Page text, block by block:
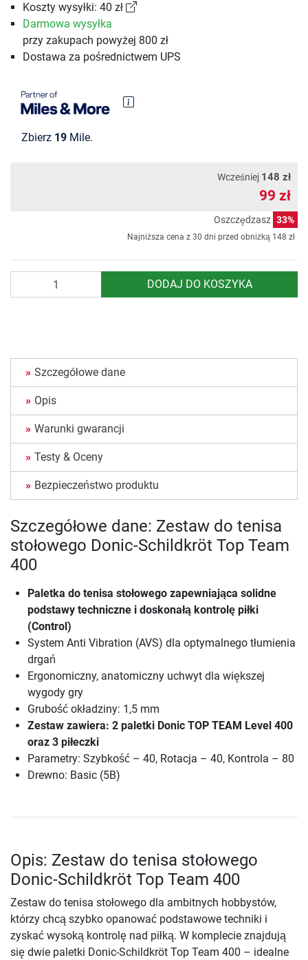
Koszty wysyłki: 40 zł
Darmowa wysyłka
przy zakupach powyżej 800 zł
Dostawa za pośrednictwem UPS
Zbierz 19 Mile.
Wcześniej 148 zł
99 zł
Oszczędzasz 33%
Najniższa cena z 30 dni przed obniżką 148 zł
DODAJ DO KOSZYKA
Szczegółowe dane
Opis
Warunki gwarancji
Testy & Oceny
Bezpieczeństwo produktu
Szczegółowe dane: Zestaw do tenisa
stołowego Donic-Schildkröt Top Team
400
Paletka do tenisa stołowego zapewniająca solidne
podstawy techniczne i doskonałą kontrolę piłki
(Control)
System Anti Vibration (AVS) dla optymalnego tłumienia
drgań
Ergonomiczny, anatomiczny uchwyt dla większej
wygody gry
Grubość okładziny: 1,5 mm
Zestaw zawiera: 2 paletki Donic TOP TEAM Level 400
oraz 3 piłeczki
Parametry: Szybkość – 40, Rotacja – 40, Kontrola – 80
Drewno: Basic (5B)
Opis: Zestaw do tenisa stołowego
Donic-Schildkröt Top Team 400
Zestaw do tenisa stołowego dla ambitnych hobbystów,
którzy chcą szybko opanować podstawowe techniki i
zyskać wysoką kontrolę nad piłką. W komplecie znajdują
się dwie paletki Donic-Schildkröt Top Team 400 – idealne